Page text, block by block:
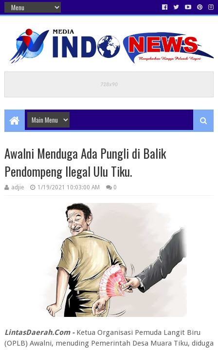
Awalni Menduga Ada Pungli di Balik
Pendompeng Ilegal Ulu Tiku.
adjie 1/19/2021 10:03:00 AM 0
LintasDaerah.Com -Ketua Organisasi Pemuda Langit Biru
(OPLB) Awalni, menuding Pemerintah Desa Muara Tiku, diduga